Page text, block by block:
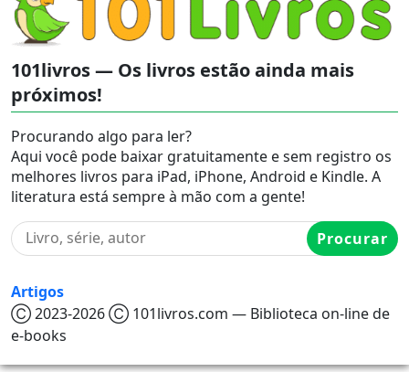
101livros — Os livros estão ainda mais
próximos!
Procurando algo para ler?
Aqui você pode baixar gratuitamente e sem registro os
melhores livros para iPad, iPhone, Android e Kindle. A
literatura está sempre à mão com a gente!
Procurar
Artigos
Ⓒ 2023-2026 Ⓒ 101livros.com — Biblioteca on-line de
e-books